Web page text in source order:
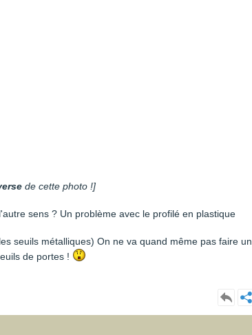
de cette photo !]
sens ? Un problème avec le profilé en plastique
seuils métalliques) On ne va quand même pas faire un
de portes !